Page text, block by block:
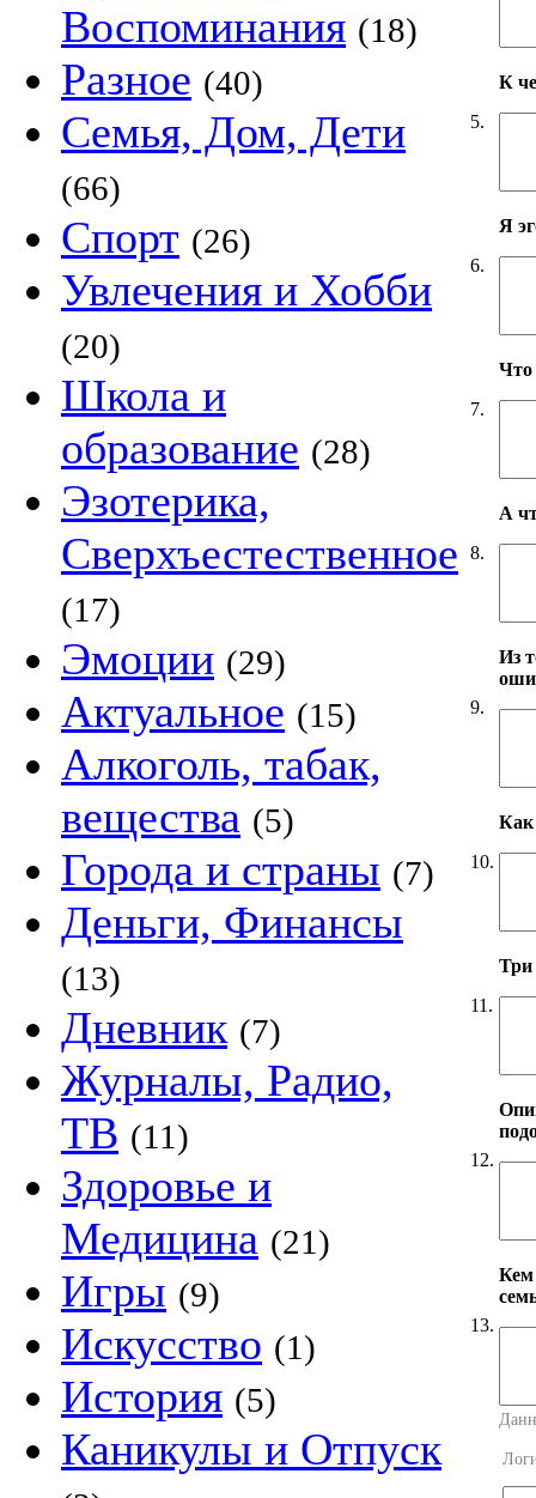
Воспоминания (18)
Разное (40)
Семья, Дом, Дети
(66)
Спорт (26)
Увлечения и Хобби
(20)
Школа и
образование (28)
Эзотерика,
Сверхъестественное
(17)
Эмоции (29)
Актуальное (15)
Алкоголь, табак,
вещества (5)
Города и страны (7)
Деньги, Финансы
(13)
Дневник (7)
Журналы, Радио,
ТВ (11)
Здоровье и
Медицина (21)
Игры (9)
Искусство (1)
История (5)
Каникулы и Отпуск
5.
К
6.
Я
7.
Что
8.
А
9.
Из
10.
Как
11.
Три
12.
13.
Кем